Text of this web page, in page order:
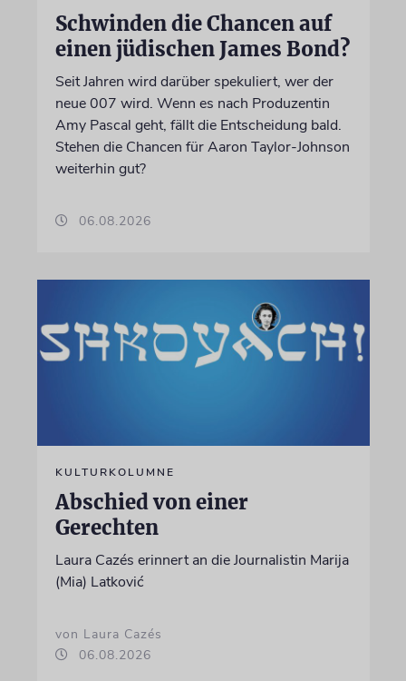
Schwinden die Chancen auf
einen jüdischen James Bond?
Seit Jahren wird darüber spekuliert, wer der
neue 007 wird. Wenn es nach Produzentin
Amy Pascal geht, fällt die Entscheidung bald.
Stehen die Chancen für Aaron Taylor-Johnson
weiterhin gut?
06.08.2026
KULTURKOLUMNE
Abschied von einer
Gerechten
Laura Cazés erinnert an die Journalistin Marija
(Mia) Latković
von Laura Cazés
06.08.2026